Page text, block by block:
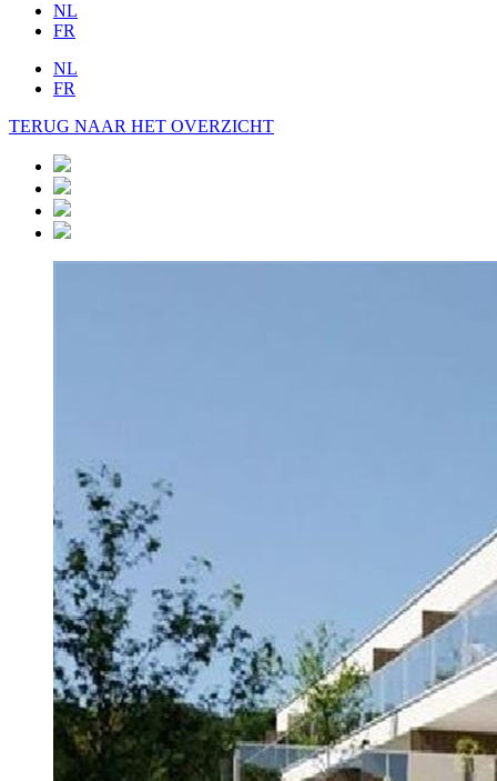
NL
FR
NL
FR
TERUG NAAR HET OVERZICHT